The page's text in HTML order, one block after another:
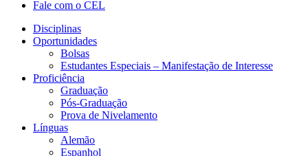
Fale com o CEL
Disciplinas
Oportunidades
Bolsas
Estudantes Especiais – Manifestação de Interesse
Proficiência
Graduação
Pós-Graduação
Prova de Nivelamento
Línguas
Alemão
Espanhol